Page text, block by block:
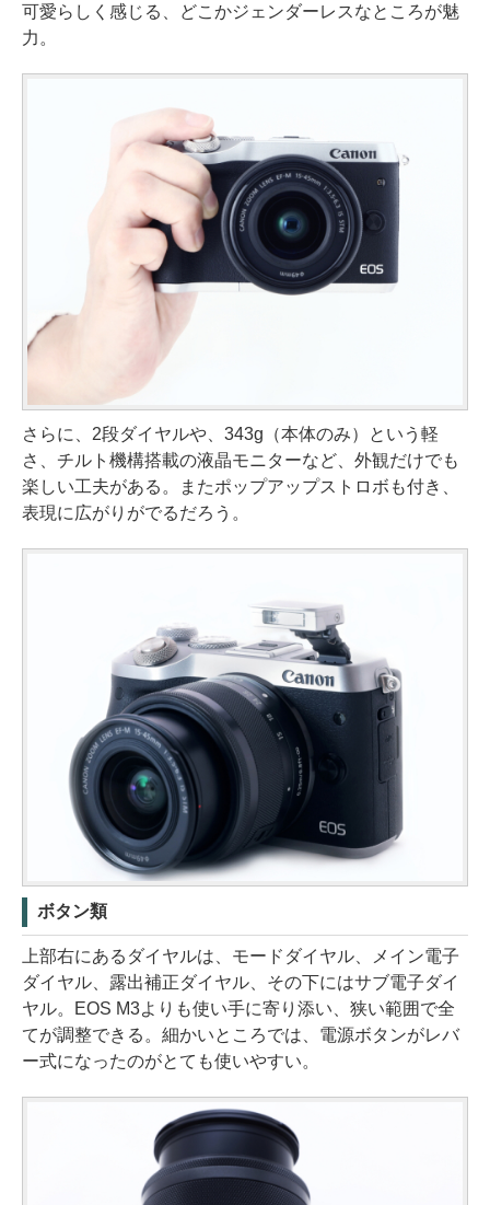
可愛らしく感じる、どこかジェンダーレスなところが魅
力。
さらに、2段ダイヤルや、343g（本体のみ）という軽
さ、チルト機構搭載の液晶モニターなど、外観だけでも
楽しい工夫がある。またポップアップストロボも付き、
表現に広がりがでるだろう。
ボタン類
上部右にあるダイヤルは、モードダイヤル、メイン電子
ダイヤル、露出補正ダイヤル、その下にはサブ電子ダイ
ヤル。EOS M3よりも使い手に寄り添い、狭い範囲で全
てが調整できる。細かいところでは、電源ボタンがレバ
ー式になったのがとても使いやすい。